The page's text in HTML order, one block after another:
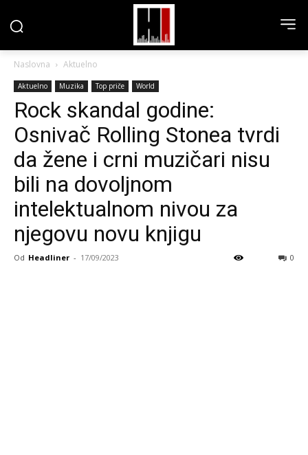
Naslovna Aktuelno
Aktuelno Muzika Top priče World
Rock skandal godine:
Osnivač Rolling Stonea tvrdi
da žene i crni muzičari nisu
bili na dovoljnom
intelektualnom nivou za
njegovu novu knjigu
Od Headliner - 17/09/2023 0